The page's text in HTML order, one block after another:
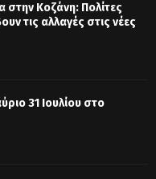
στην Κοζάνη: Πολίτες
τις αλλαγές στις νέες
31 Ιουλίου στο